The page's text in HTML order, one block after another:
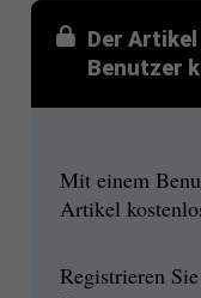
Der
Benutzer
Mit einem
Artikel
Registrieren